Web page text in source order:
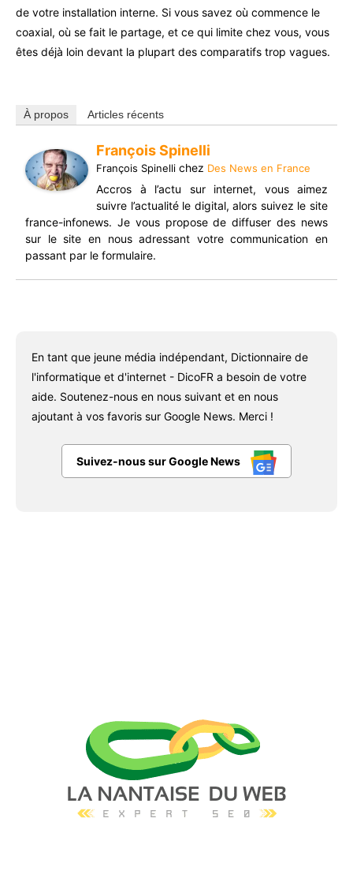
de votre installation interne. Si vous savez où commence le
coaxial, où se fait le partage, et ce qui limite chez vous, vous
êtes déjà loin devant la plupart des comparatifs trop vagues.
À propos Articles récents
François Spinelli
François Spinelli chez Des News en France
Accros à l’actu sur internet, vous aimez
suivre l’actualité le digital, alors suivez le site
france-infonews. Je vous propose de diffuser des news
sur le site en nous adressant votre communication en
passant par le formulaire.
En tant que jeune média indépendant, Dictionnaire de
l'informatique et d'internet - DicoFR a besoin de votre
aide. Soutenez-nous en nous suivant et en nous
ajoutant à vos favoris sur Google News. Merci !
Suivez-nous sur Google News